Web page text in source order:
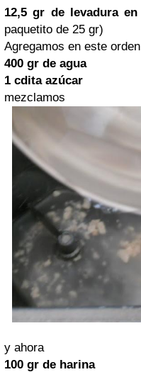
12,5 gr de levadura en
paquetito de 25 gr)
Agregamos en este orden
400 gr de agua
1 cdita azúcar
mezclamos
y ahora
100 gr de harina